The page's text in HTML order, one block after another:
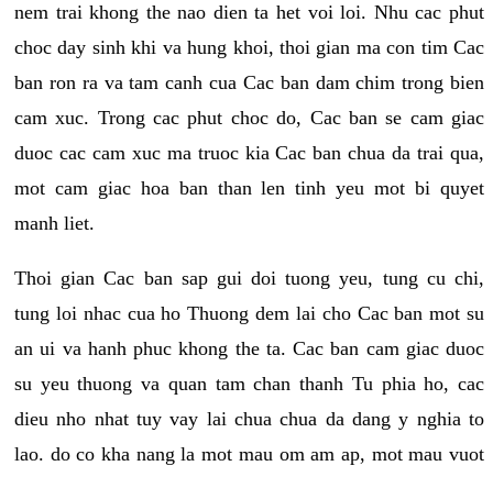
nem trai khong the nao dien ta het voi loi. Nhu cac phut
choc day sinh khi va hung khoi, thoi gian ma con tim Cac
ban ron ra va tam canh cua Cac ban dam chim trong bien
cam xuc. Trong cac phut choc do, Cac ban se cam giac
duoc cac cam xuc ma truoc kia Cac ban chua da trai qua,
mot cam giac hoa ban than len tinh yeu mot bi quyet
manh liet.
Thoi gian Cac ban sap gui doi tuong yeu, tung cu chi,
tung loi nhac cua ho Thuong dem lai cho Cac ban mot su
an ui va hanh phuc khong the ta. Cac ban cam giac duoc
su yeu thuong va quan tam chan thanh Tu phia ho, cac
dieu nho nhat tuy vay lai chua chua da dang y nghia to
lao. do co kha nang la mot mau om am ap, mot mau vuot